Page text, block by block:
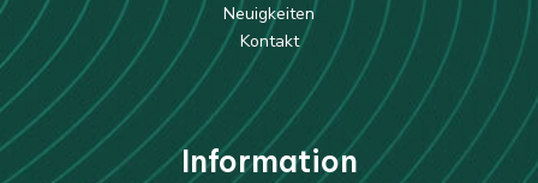
Neuigkeiten
Kontakt
Information